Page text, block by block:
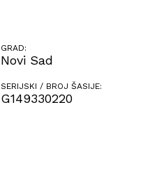
GRAD:
Novi Sad
SERIJSKI / BROJ ŠASIJE:
G149330220